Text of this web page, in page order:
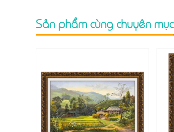
Sản phẩm cùng chuyên mục